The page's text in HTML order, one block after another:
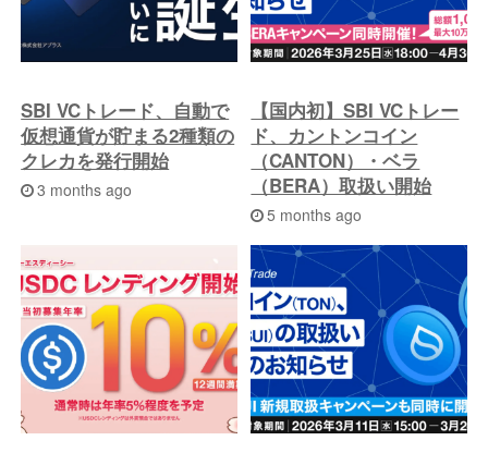
SBI VCトレード、自動で
仮想通貨が貯まる2種類の
クレカを発行開始
3 months ago
【国内初】SBI VCトレー
ド、カントンコイン
（CANTON）・ベラ
（BERA）取扱い開始
5 months ago